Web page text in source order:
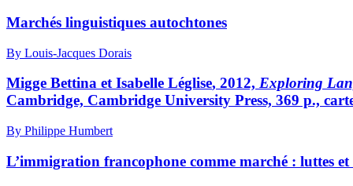
Marchés linguistiques autochtones
By Louis-Jacques Dorais
Migge Bettina et Isabelle Léglise, 2012, Exploring
Cambridge, Cambridge University Press, 369 p.,
By Philippe Humbert
L’immigration francophone comme marché : luttes